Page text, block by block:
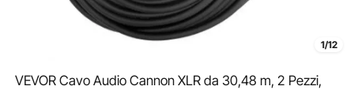
1/12
VEVOR Cavo Audio Cannon XLR da 30,48 m, 2 Pezzi,